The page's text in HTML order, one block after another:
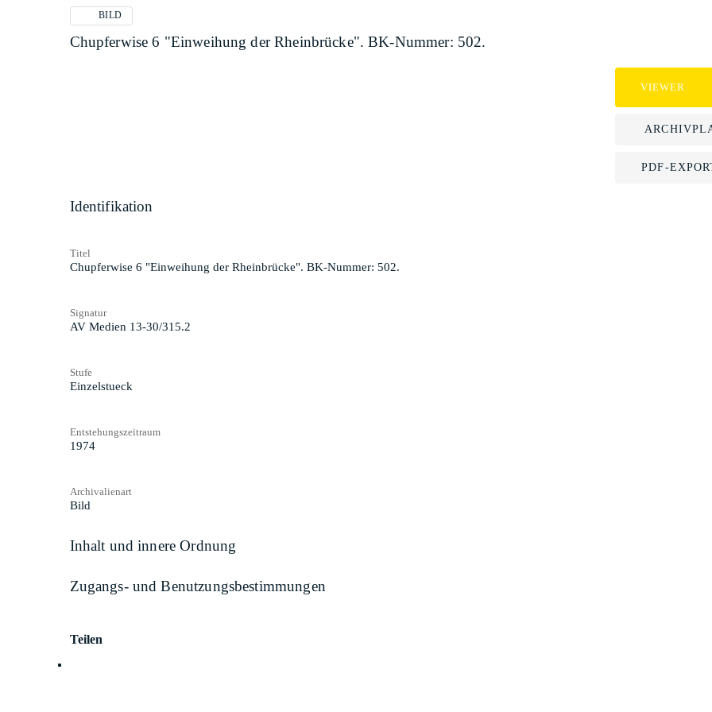
BILD
Chupferwise 6 "Einweihung der Rheinbrücke". BK-Nummer: 502.
VIEWER
PDF-
Identifikation
Titel
Chupferwise 6 "Einweihung der Rheinbrücke". BK-Nummer: 502.
Signatur
AV Medien 13-30/315.2
Stufe
Einzelstueck
Entstehungszeitraum
1974
Archivalienart
Bild
Inhalt und innere Ordnung
Zugangs- und Benutzungsbestimmungen
Teilen